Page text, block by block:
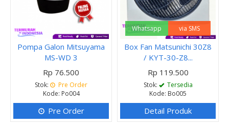
Pompa Galon Mitsuyama
MS-WD 3
Rp 76.500
Stok:
Pre Order
Kode: Po004
Pre Order
Whatsapp via SMS
Box Fan Matsunichi 30Z8
/ KYT-30-Z8...
Rp 119.500
Stok:
Tersedia
Kode: Bo005
Detail Produk